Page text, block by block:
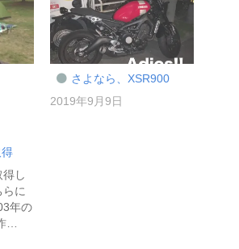
さよなら、XSR900
2019年9月9日
し
らに
年の
…